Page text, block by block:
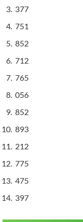
377
751
852
712
765
056
852
893
212
775
475
397